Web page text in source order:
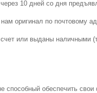
10 дней со дня
оригинал по почтовому
или выданы наличными
обеспечить